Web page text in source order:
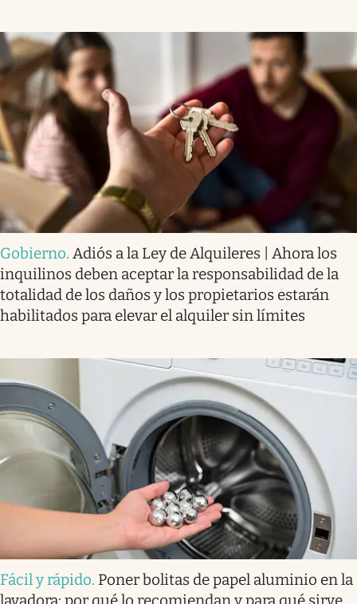
Gobierno. Adiós a la Ley de Alquileres | Ahora los
inquilinos deben aceptar la responsabilidad de la
totalidad de los daños y los propietarios estarán
habilitados para elevar el alquiler sin límites
Fácil y rápido. Poner bolitas de papel aluminio en la